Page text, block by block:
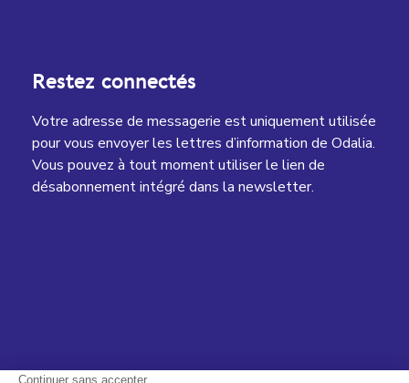
Restez connectés
Votre adresse de messagerie est uniquement utilisée
pour vous envoyer les lettres d’information de Odalia.
Vous pouvez à tout moment utiliser le lien de
désabonnement intégré dans la newsletter.